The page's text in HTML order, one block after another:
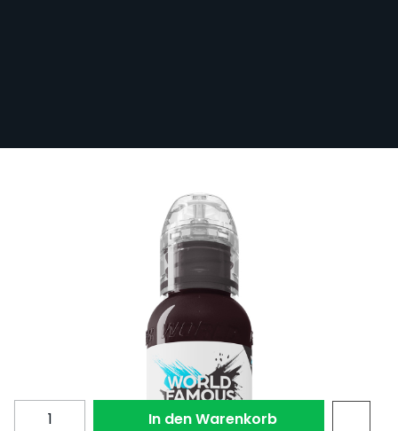
Deutschland ab 100 € Bestellwert (inkl.
World Famous Limitless Tattoo Ink -
LTRSOD1-S
Menge In den Warenkorb